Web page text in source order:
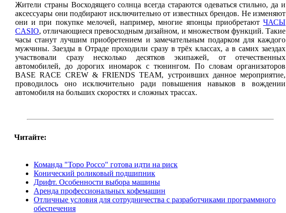
Жители страны Восходящего солнца всегда стараются одеваться стильно, да и
аксессуары они подбирают исключительно от известных брендов. Не изменяют
они и при покупке мелочей, например, многие японцы приобретают ЧАСЫ
CASIO, отличающиеся превосходным дизайном, и множеством функций. Такие
часы станут лучшим приобретением и замечательным подарком для каждого
мужчины. Заезды в Отраде проходили сразу в трёх классах, а в самих заездах
участвовали сразу несколько десятков экипажей, от отечественных
автомобилей, до дорогих иномарок с тюнингом. По словам организаторов
BASE RACE CREW & FRIENDS TEAM, устроивших данное мероприятие,
проводилось оно исключительно ради повышения навыков в вождении
автомобиля на больших скоростях и сложных трассах.
Читайте:
Команда "Торо Россо" готова идти на риск
Конический роликовый подшипник
Дрифт. Особенности выбора машины
Аренда профессиональных кофемашин
Отличные условия для сотрудничества с разработчиками программного
обеспечения